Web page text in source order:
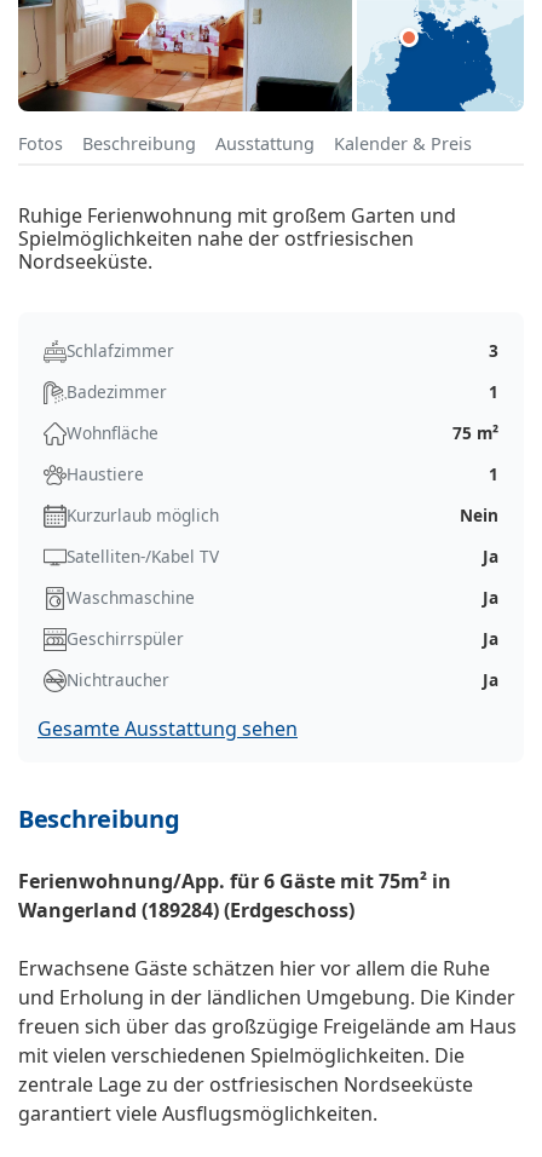
Fotos Beschreibung Ausstattung Kalender & Preis
Ruhige Ferienwohnung mit großem Garten und
Spielmöglichkeiten nahe der ostfriesischen
Nordseeküste.
Schlafzimmer
3
Badezimmer
1
Wohnfläche
75 m²
Haustiere
1
Kurzurlaub möglich
Nein
Satelliten-/Kabel TV
Ja
Waschmaschine
Ja
Geschirrspüler
Ja
Nichtraucher
Ja
Gesamte Ausstattung sehen
Beschreibung
Ferienwohnung/App. für 6 Gäste mit 75m² in
Wangerland (189284) (Erdgeschoss)
Erwachsene Gäste schätzen hier vor allem die Ruhe
und Erholung in der ländlichen Umgebung. Die Kinder
freuen sich über das großzügige Freigelände am Haus
mit vielen verschiedenen Spielmöglichkeiten. Die
zentrale Lage zu der ostfriesischen Nordseeküste
garantiert viele Ausflugsmöglichkeiten.